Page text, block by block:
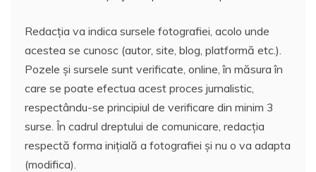
Redacția va indica sursele fotografiei, acolo unde
acestea se cunosc (autor, site, blog, platformă etc.).
Pozele și sursele sunt verificate, online, în măsura în
care se poate efectua acest proces jurnalistic,
respectându-se principiul de verificare din minim 3
surse. În cadrul dreptului de comunicare, redacția
respectă forma inițială a fotografiei și nu o va adapta
(modifica).